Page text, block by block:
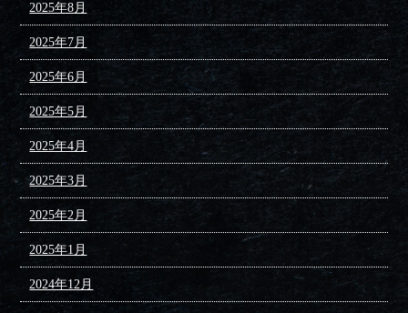
2025年8月
2025年7月
2025年6月
2025年5月
2025年4月
2025年3月
2025年2月
2025年1月
2024年12月